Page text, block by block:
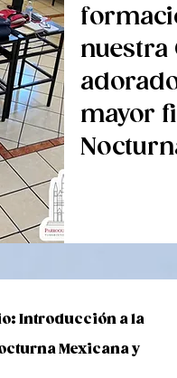
nuestra
mayor
Introducción a la
Mexicana y